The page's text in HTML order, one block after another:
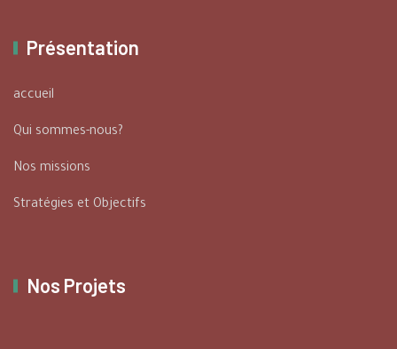
Présentation
accueil
Qui sommes-nous?
Nos missions
Stratégies et Objectifs
Nos Projets